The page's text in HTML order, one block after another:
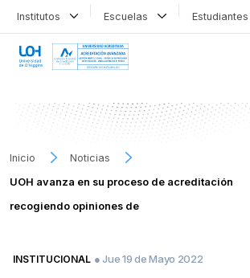
Institutos Escuelas Estudiantes
Inicio
Noticias
UOH avanza en su proceso de acreditación
recogiendo opiniones de
INSTITUCIONAL ● Jue 19 de Mayo 2022